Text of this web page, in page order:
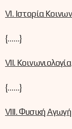
VI. Ιστορία
{……}
VII. Κοινωνιολογία
{……}
VIII. Φυσική Αγωγή